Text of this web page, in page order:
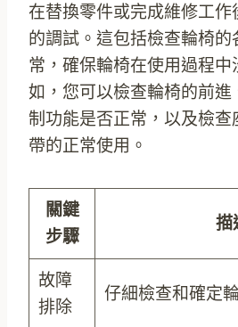
在替換零件或完成維修工
的調試。這包括檢查輪椅的
常，確保輪椅在使用過程中
如，您可以檢查輪椅的前進
制功能是否正常，以及檢查
帶的正常使用。
關鍵
步驟
描
故障
排除
仔細檢查和確定